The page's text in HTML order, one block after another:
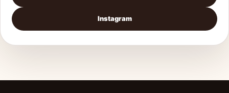
Instagram